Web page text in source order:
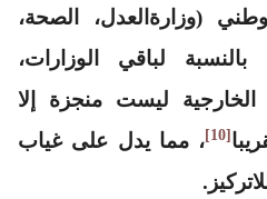
(وزارةالعدل، الصحة،
بالنسبة لباقي الوزارات،
الخارجية ليست منجزة إلا
[10]
، مما يدل على غياب